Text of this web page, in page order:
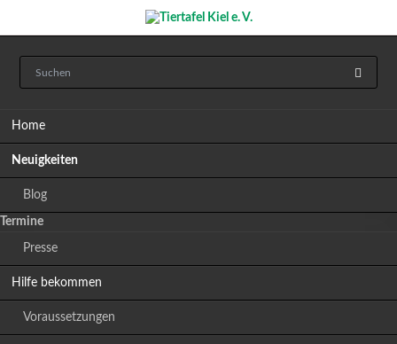
Home
Neuigkeiten
Blog
Termine
Presse
Hilfe bekommen
Voraussetzungen